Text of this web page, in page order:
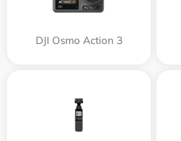
DJI Osmo Action 3